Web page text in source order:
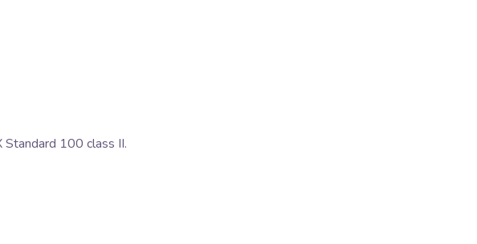
Standard 100 class II.